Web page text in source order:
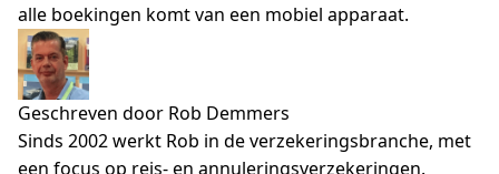
alle boekingen komt van een mobiel apparaat.
Geschreven door Rob Demmers
Sinds 2002 werkt Rob in de verzekeringsbranche, met
een focus op reis- en annuleringsverzekeringen.